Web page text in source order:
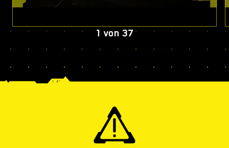
1 von 37